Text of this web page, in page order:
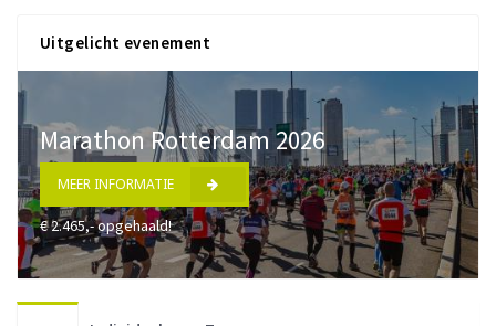
Uitgelicht evenement
Marathon Rotterdam 2026
MEER INFORMATIE
€ 2.465,- opgehaald!